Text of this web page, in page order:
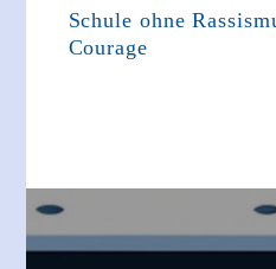
Schule ohne
Courage